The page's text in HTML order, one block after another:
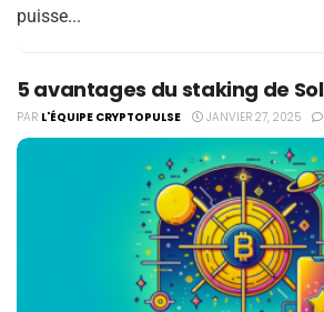
puisse...
5 avantages du staking de
PAR L'ÉQUIPE CRYPTOPULSE JANVIER 27, 2025